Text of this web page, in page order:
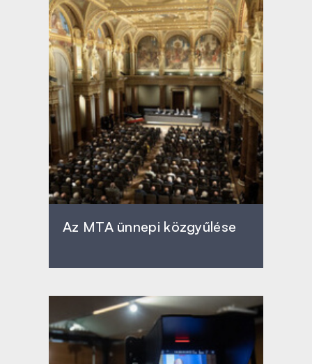
Az MTA ünnepi közgyűlése